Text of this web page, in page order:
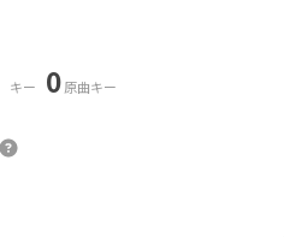
キー 0原曲キー